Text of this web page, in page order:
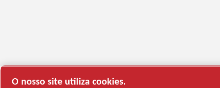
O nosso site utiliza cookies.